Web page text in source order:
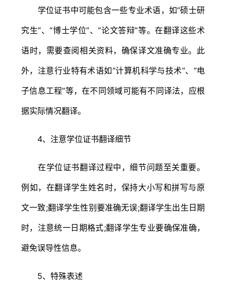
学位证书中可能包含一些专业术语，如“硕士研
究生”、“博士学位”、“论文答辩”等。在翻译这些术
语时，需要查阅相关资料，确保译文准确专业。此
外，注意行业特有术语如“计算机科学与技术”、“电
子信息工程”等，在不同领域可能有不同译法，应根
据实际情况翻译。
4、注意学位证书翻译细节
在学位证书翻译过程中，细节问题至关重要。
例如，在翻译学生姓名时，保持大小写和拼写与原
文一致;翻译学生性别要准确无误;翻译学生出生日期
时，注意统一日期格式;翻译学生专业要确保准确，
避免误导性信息。
5、特殊表述